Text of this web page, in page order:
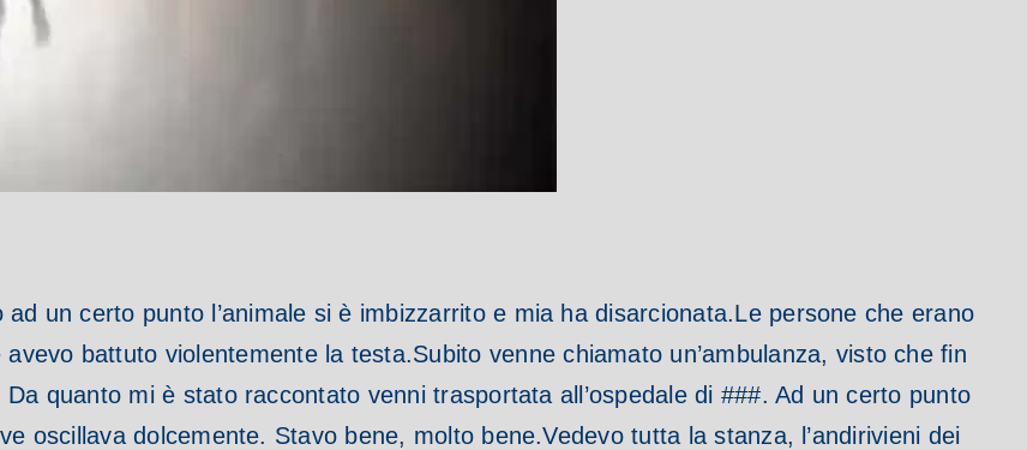
un certo punto l’animale si è imbizzarrito e mia ha disarcionata.Le persone che erano
battuto violentemente la testa.Subito venne chiamato un’ambulanza, visto che fin
quanto mi è stato raccontato venni trasportata all’ospedale di ###. Ad un certo punto
oscillava dolcemente. Stavo bene, molto bene.Vedevo tutta la stanza, l’andirivieni dei